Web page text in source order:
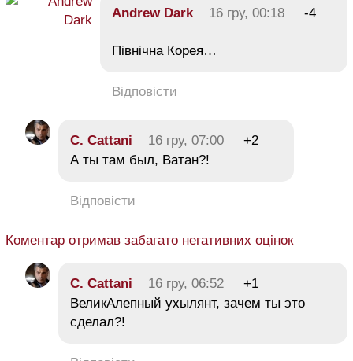
Andrew Dark 16 гру, 00:18 -4
Північна Корея…
Відповісти
C. Cattani 16 гру, 07:00
+2
А ты там был, Ватан?!
Відповісти
Коментар отримав забагато негативних оцінок
C. Cattani 16 гру, 06:52
+1
ВеликАлепный ухылянт, зачем ты это
сделал?!